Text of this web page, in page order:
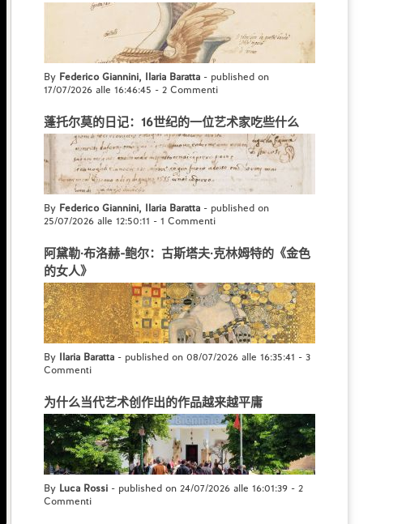
By Federico Giannini, Ilaria Baratta - published on
17/07/2026 alle 16:46:45 - 2 Commenti
蓬托尔莫的日记：16世纪的一位艺术家吃些什么
By Federico Giannini, Ilaria Baratta - published on
25/07/2026 alle 12:50:11 - 1 Commenti
阿黛勒·布洛赫-鲍尔：古斯塔夫·克林姆特的《金色
的女人》
By Ilaria Baratta - published on 08/07/2026 alle 16:35:41 - 3
Commenti
为什么当代艺术创作出的作品越来越平庸
By Luca Rossi - published on 24/07/2026 alle 16:01:39 - 2
Commenti